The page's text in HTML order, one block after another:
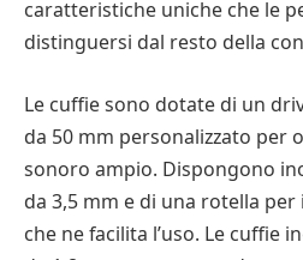
caratteristiche uniche che le
distinguersi dal resto della
Le cuffie sono dotate di un
da 50 mm personalizzato per
sonoro ampio. Dispongono
da 3,5 mm e di una rotella
che ne facilita l’uso. Le cuffie